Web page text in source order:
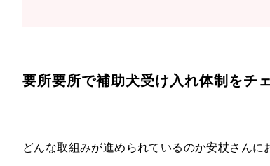
要所要所で補助犬受け入れ体制をチ
どんな取組みが進められているのか安杖さんに